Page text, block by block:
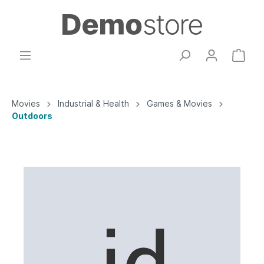
Movies Industrial & Health
Games & Movies
Outdoors